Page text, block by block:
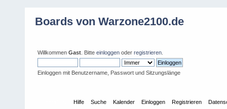
Boards von Warzone2100.de
Willkommen Gast . Bitte einloggen oder registrieren
Einloggen mit Benutzername, Passwort und Sitzungslänge
Hilfe Suche Kalender Einloggen Registrieren